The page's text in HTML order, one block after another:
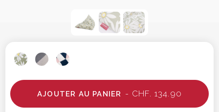
AJOUTER AU PANIER - CHF. 134.90